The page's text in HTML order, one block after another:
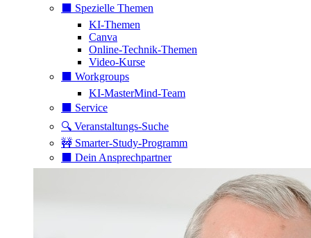
⬛️ Spezielle Themen
KI-Themen
Canva
Online-Technik-Themen
Video-Kurse
⬛️ Workgroups
KI-MasterMind-Team
⬛️ Service
🔍 Veranstaltungs-Suche
🚧 Smarter-Study-Programm
⬛️ Dein Ansprechpartner